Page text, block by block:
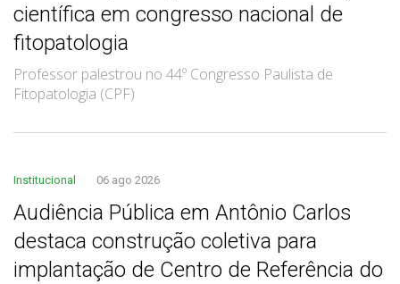
científica em congresso nacional de
fitopatologia
Professor palestrou no 44º Congresso Paulista de
Fitopatologia (CPF)
Institucional 06 ago 2026
Audiência Pública em Antônio Carlos
destaca construção coletiva para
implantação de Centro de Referência do